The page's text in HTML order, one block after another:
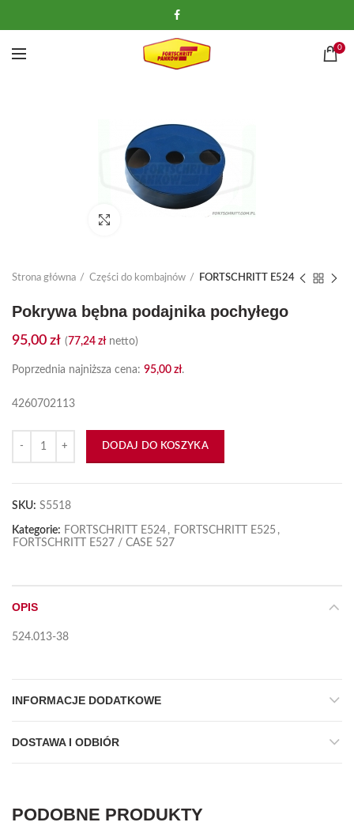
0
Kliknij, aby powiększyć
Strona główna Części do kombajnów FORTSCHRITT E524
Pokrywa bębna podajnika pochyłego
95,00 zł (77,24 złnetto)
Poprzednia najniższa cena: 95,00 zł.
4260702113
DODAJ DO KOSZYKA
SKU: S5518
Kategorie: FORTSCHRITT E524 , FORTSCHRITT E525 ,
FORTSCHRITT E527 / CASE 527
OPIS
524.013-38
INFORMACJE DODATKOWE
DOSTAWA I ODBIÓR
PODOBNE PRODUKTY